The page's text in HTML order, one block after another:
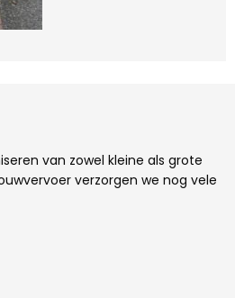
van zowel kleine als grote
verzorgen we nog vele